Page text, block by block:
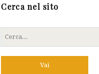
Cerca nel sito
Cerca
per: